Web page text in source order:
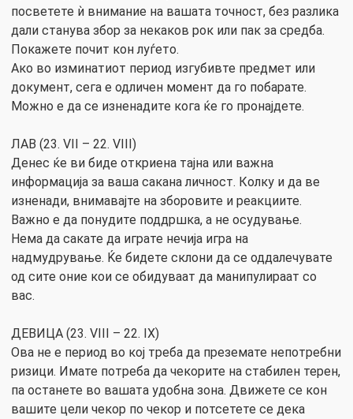
посветете ѝ внимание на вашата точност, без разлика
дали станува збор за некаков рок или пак за средба.
Покажете почит кон луѓето.
Ако во изминатиот период изгубивте предмет или
документ, сега е одличен момент да го побарате.
Можно е да се изненадите кога ќе го пронајдете.
ЛАВ (23. VII – 22. VIII)
Денес ќе ви биде откриена тајна или важна
информација за ваша сакана личност. Колку и да ве
изненади, внимавајте на зборовите и реакциите.
Важно е да понудите поддршка, а не осудување.
Нема да сакате да играте нечија игра на
надмудрување. Ќе бидете склони да се оддалечувате
од сите оние кои се обидуваат да манипулираат со
вас.
ДЕВИЦА (23. VIII – 22. IX)
Ова не е период во кој треба да преземате непотребни
ризици. Имате потреба да чекорите на стабилен терен,
па останете во вашата удобна зона. Движете се кон
вашите цели чекор по чекор и потсетете се дека